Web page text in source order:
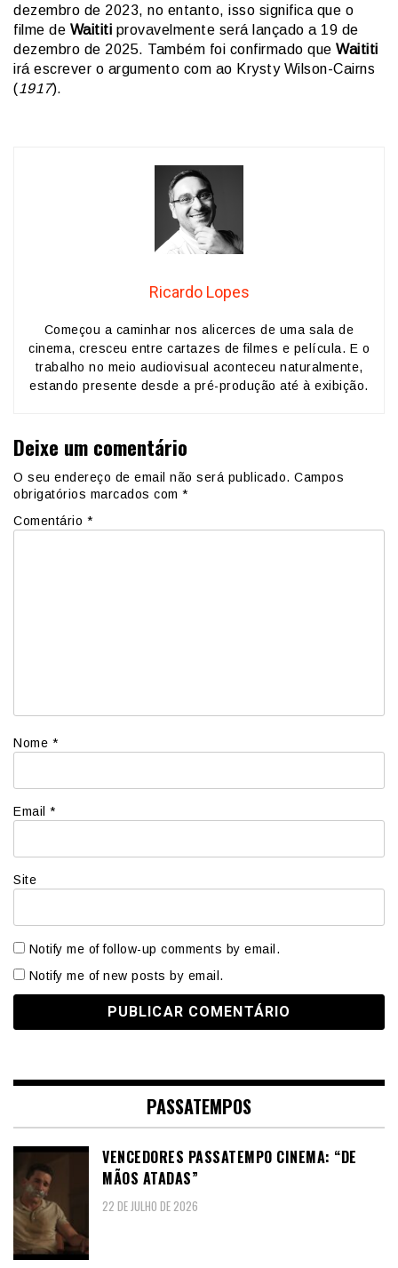
dezembro de 2023, no entanto, isso significa que o
filme de Waititi provavelmente será lançado a 19 de
dezembro de 2025. Também foi confirmado que Waititi
irá escrever o argumento com ao Krysty Wilson-Cairns
(1917).
Ricardo Lopes
Começou a caminhar nos alicerces de uma sala de
cinema, cresceu entre cartazes de filmes e película. E o
trabalho no meio audiovisual aconteceu naturalmente,
estando presente desde a pré-produção até à exibição.
Deixe um comentário
O seu endereço de email não será publicado. Campos
obrigatórios marcados com *
Comentário *
Nome *
Email *
Site
Notify me of follow-up comments by email.
Notify me of new posts by email.
PASSATEMPOS
VENCEDORES PASSATEMPO CINEMA: “DE
MÃOS ATADAS”
22 DE JULHO DE 2026